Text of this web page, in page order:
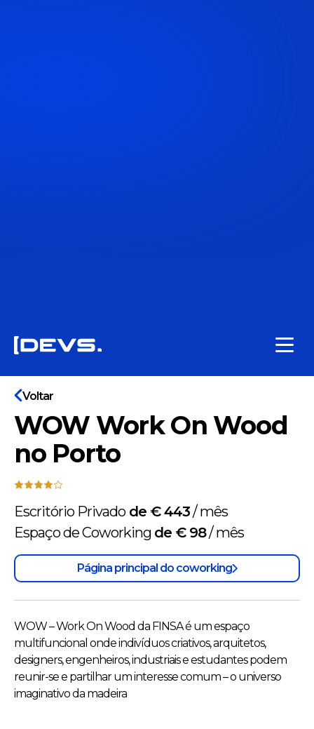
Voltar
WOW Work On Wood
no Porto
Escritório Privadode € 443/mês
Espaço de Coworking de € 98/mês
Página principal do coworking
WOW – Work On Wood da FINSA é um espaço
multifuncional onde indivíduos criativos, arquitetos,
designers, engenheiros, industriais e estudantes podem
reunir-se e partilhar um interesse comum – o universo
imaginativo da madeira